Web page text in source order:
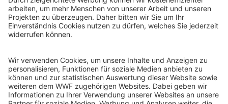
WWF Deutschland
Reinhardtstr. 18
10117 Berlin
Ihre Spende kann steuerlich geltend gemacht werden
Registriert als Stiftung WWF Deutschland, Senatsverwaltung für
Justiz Berlin, Az: 3416/976/2